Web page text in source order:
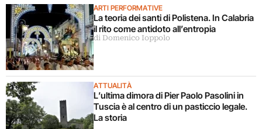
ARTI PERFORMATIVE
La teoria dei santi di Polistena. In Calabria
il rito come antidoto all’entropia
di Domenico Ioppolo
ATTUALITÀ
L’ultima dimora di Pier Paolo Pasolini in
Tuscia è al centro di un pasticcio legale.
La storia